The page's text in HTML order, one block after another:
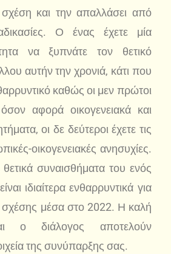
και την απαλλάσει από
Ο ένας έχετε μία
να ξυπνάτε τον θετικό
αυτήν την χρονιά, κάτι που
καθώς οι μεν πρώτοι
όσον αφορά οικογενειακά και
οι δε δεύτεροι έχετε τις
οικογενειακές ανησυχίες.
συναισθήματα του ενός
ιδιαίτερα ενθαρρυντικά για
σχέσης μέσα στο 2022. Η καλή
ο διάλογος αποτελούν
της συνύπαρξης σας.